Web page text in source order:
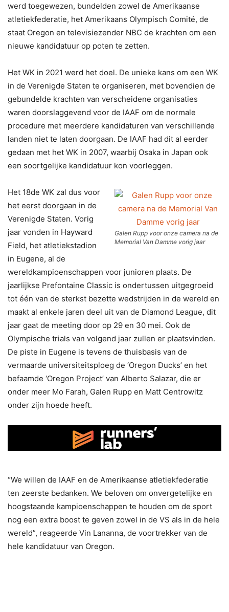
werd toegewezen, bundelden zowel de Amerikaanse
atletiekfederatie, het Amerikaans Olympisch Comité, de
staat Oregon en televisiezender NBC de krachten om een
nieuwe kandidatuur op poten te zetten.
Het WK in 2021 werd het doel. De unieke kans om een WK
in de Verenigde Staten te organiseren, met bovendien de
gebundelde krachten van verscheidene organisaties
waren doorslaggevend voor de IAAF om de normale
procedure met meerdere kandidaturen van verschillende
landen niet te laten doorgaan. De IAAF had dit al eerder
gedaan met het WK in 2007, waarbij Osaka in Japan ook
een soortgelijke kandidatuur kon voorleggen.
Galen Rupp voor onze camera na de
Memorial Van Damme vorig jaar
Het 18de WK zal dus voor
het eerst doorgaan in de
Verenigde Staten. Vorig
jaar vonden in Hayward
Field, het atletiekstadion
in Eugene, al de
wereldkampioenschappen voor junioren plaats. De
jaarlijkse Prefontaine Classic is ondertussen uitgegroeid
tot één van de sterkst bezette wedstrijden in de wereld en
maakt al enkele jaren deel uit van de Diamond League, dit
jaar gaat de meeting door op 29 en 30 mei. Ook de
Olympische trials van volgend jaar zullen er plaatsvinden.
De piste in Eugene is tevens de thuisbasis van de
vermaarde universiteitsploeg de ‘Oregon Ducks’ en het
befaamde ‘Oregon Project’ van Alberto Salazar, die er
onder meer Mo Farah, Galen Rupp en Matt Centrowitz
onder zijn hoede heeft.
“We willen de IAAF en de Amerikaanse atletiekfederatie
ten zeerste bedanken. We beloven om onvergetelijke en
hoogstaande kampioenschappen te houden om de sport
nog een extra boost te geven zowel in de VS als in de hele
wereld”, reageerde Vin Lananna, de voortrekker van de
hele kandidatuur van Oregon.